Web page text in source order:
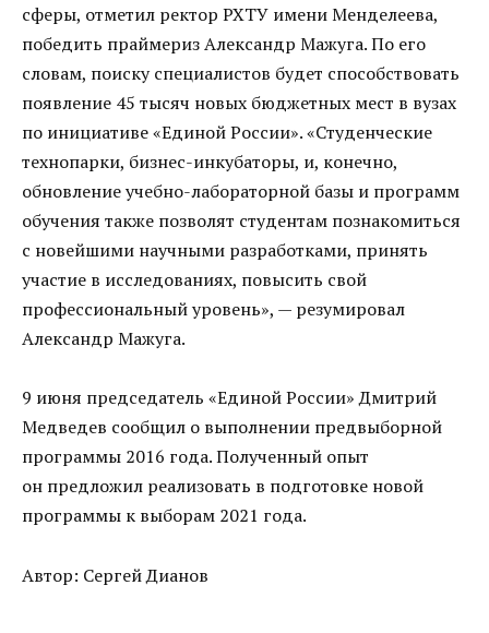
сферы, отметил ректор РХТУ имени Менделеева,
победить праймериз Александр Мажуга. По его
словам, поиску специалистов будет способствовать
появление 45 тысяч новых бюджетных мест в вузах
по инициативе «Единой России». «Студенческие
технопарки, бизнес-инкубаторы, и, конечно,
обновление учебно-лабораторной базы и программ
обучения также позволят студентам познакомиться
с новейшими научными разработками, принять
участие в исследованиях, повысить свой
профессиональный уровень», — резумировал
Александр Мажуга.
9 июня председатель «Единой России» Дмитрий
Медведев сообщил о выполнении предвыборной
программы 2016 года. Полученный опыт
он предложил реализовать в подготовке новой
программы к выборам 2021 года.
Автор: Сергей Дианов